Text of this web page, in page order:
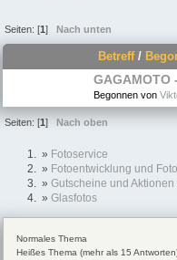
Seiten: [1] Nach unten
Betreff/
Begonnen von
Seiten: [1] Nach oben
» Fotoservice
» Fotoentwicklung und
» Gutscheine und
» Glasfotos
Normales Thema
Heißes Thema (mehr als 15